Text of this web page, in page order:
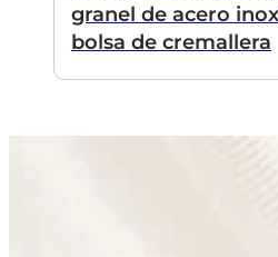
granel de acero
bolsa de cremallera